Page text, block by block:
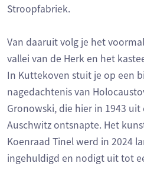
Stroopfabriek.
Van daaruit volg je het
vallei van de Herk en het
In Kuttekoven stuit je op een
nagedachtenis van
Gronowski, die hier in 1943
Auschwitz ontsnapte. Het
Koenraad Tinel werd in 2024
ingehuldigd en nodigt uit tot